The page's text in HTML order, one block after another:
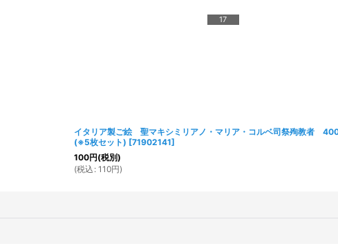
17
イタリア製ご絵 聖マキシミリアノ・マリア・コルベ司祭殉教者
(※5枚セット) [71902141]
100円(税別)
(税込 : 110円)